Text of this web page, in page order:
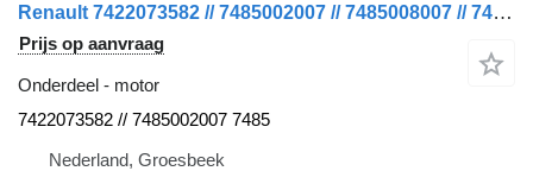
Renault 7422073582 // 7485002007 // 7485008007 // 7485013658 T 460 EURO motor voor vrachtwagen
Prijs op aanvraag
Onderdeel - motor
7422073582 // 7485002007 7485
Nederland, Groesbeek